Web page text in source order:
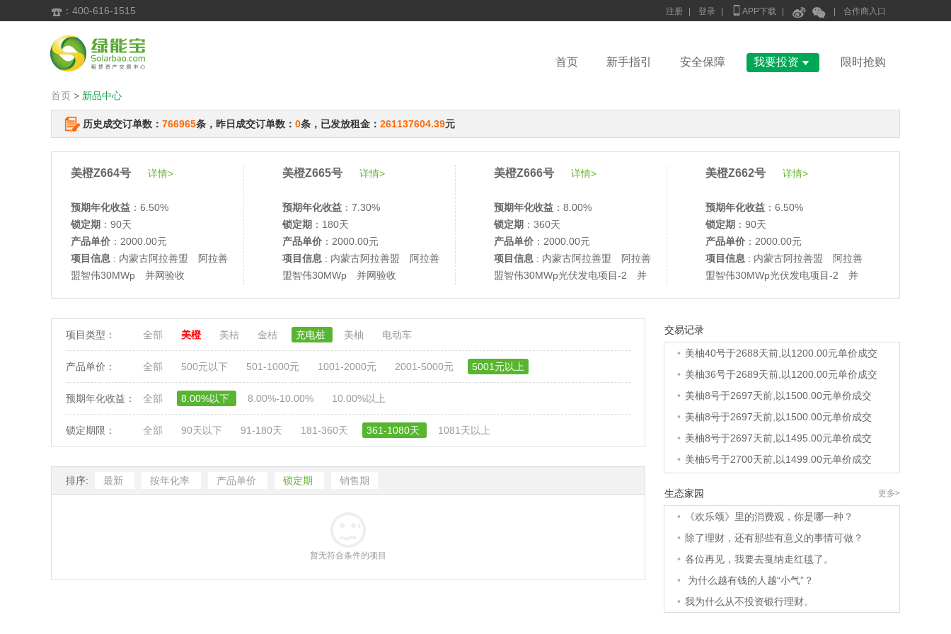
 ：400-616-1515 注册 登录  APP下载   合作商入口
首页 新手指引 安全保障 我要投资  限时抢购
首页 > 新品中心
历史成交订单数： 766965条，昨日成交订单数： 0条，已发放租金： 261137604.39元
美橙Z664号 详情>
预期年化收益 ：6.50%
锁定期 ：90天
产品单价 ：2000.00元
项目信息 : 内蒙古阿拉善盟 阿拉善
盟智伟30MWp 并网验收
美橙Z665号 详情>
预期年化收益 ：7.30%
锁定期 ：180天
产品单价 ：2000.00元
项目信息 : 内蒙古阿拉善盟 阿拉善
盟智伟30MWp 并网验收
美橙Z666号 详情>
预期年化收益 ：8.00%
锁定期 ：360天
产品单价 ：2000.00元
项目信息 : 内蒙古阿拉善盟 阿拉善
盟智伟30MWp光伏发电项目-2 并
美橙Z662号 详情>
预期年化收益 ：6.50%
锁定期 ：90天
产品单价 ：2000.00元
项目信息 : 内蒙古阿拉善盟 阿拉善
盟智伟30MWp光伏发电项目-2 并
项目类型： 全部 美橙 美桔 金桔 充电桩 美柚 电动车
产品单价： 全部 500元以下 501-1000元 1001-2000元 2001-5000元 5001元以上
预期年化收益： 全部 8.00%以下 8.00%-10.00% 10.00%以上
锁定期限： 全部 90天以下 91-180天 181-360天 361-1080天 1081天以上
排序: 最新 按年化率 产品单价 锁定期 销售期
暂无符合条件的项目
交易记录
• 美柚6号于2688天前,以1200.00元单价成交
• 美柚40号于2688天前,以1200.00元单价成交
• 美柚36号于2689天前,以1200.00元单价成交
• 美柚8号于2697天前,以1500.00元单价成交
• 美柚8号于2697天前,以1500.00元单价成交
• 美柚8号于2697天前,以1495.00元单价成交
• 美柚5号于2700天前,以1499.00元单价成交
•
美柚5号于2701天前,以1499.00元单价成交
美柚3号于2701天前,以1500.00元单价成交
美柚38号于2702天前,以1500.00元单价成交
美柚20号于2715天前,以1495.00元单价成交
美柚38号于2718天前,以1500.00元单价成交
美柚10号于2718天前,以2000.00元单价成交
生态家园 更多>
•
《欢乐颂》里的消费观，你是哪一种？
• 除了理财，还有那些有意义的事情可做？
• 各位再见，我要去戛纳走红毯了。
•
为什么越有钱的人越“小气”？
• 我为什么从不投资银行理财。